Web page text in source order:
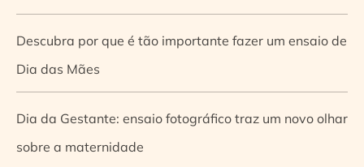
Descubra por que é tão importante fazer um ensaio de
Dia das Mães
Dia da Gestante: ensaio fotográfico traz um novo olhar
sobre a maternidade